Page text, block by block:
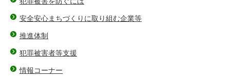
安全安心まちづくりに取り組む企業等
推進体制
犯罪被害者等支援
情報コーナー